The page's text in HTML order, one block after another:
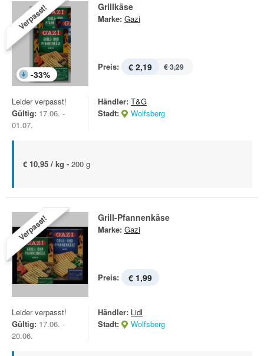
Verpasst!
-33%
Grillkäse
Marke: Gazi
Preis: € 2,19 € 3,29
Leider verpasst!
Gültig: 17.06. -
01.07.
Händler: T&G
Stadt:
Wolfsberg
€ 10,95 / kg - 200 g
Verpasst! Grill-Pfannenkäse
Marke: Gazi
Preis: € 1,99
Leider verpasst!
Gültig: 17.06. -
20.06.
Händler: Lidl
Stadt:
Wolfsberg